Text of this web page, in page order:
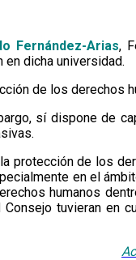
Fernández-Arias,
dicha universidad.
de los derechos
sí dispone de
protección de los
en el
humanos
tuvieran en